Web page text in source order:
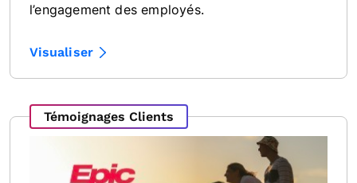
l’engagement des employés.
Visualiser
Témoignages Clients